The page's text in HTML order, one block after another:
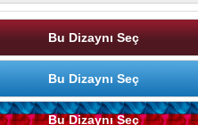
Bu Dizaynı Seç
Bu Dizaynı Seç
Bu Dizaynı Seç